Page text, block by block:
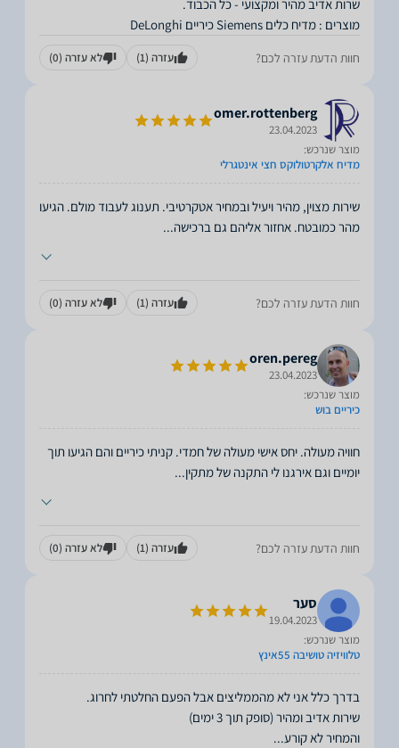
מוצרים : מדיח כלים Siemens כיריים DeLonghi
חוות הדעת עזרה לכם? עזרה (1) לא עזרה (0)
omer.rottenberg
23.04.2023
מוצר שנרכש:
מדיח אלקרטולוקס חצי אינטגרלי
שירות מצוין, מהיר ויעיל ובמחיר אטקרטיבי. תענוג לעבוד מולם. הגיעו
מהר כמובטח. אחזור אליהם גם ברכישה...
חוות הדעת עזרה לכם? עזרה (1) לא עזרה (0)
oren.pereg
23.04.2023
מוצר שנרכש:
כיריים בוש
חוויה מעולה. יחס אישי מעולה של חמדי. קניתי כיריים והם הגיעו תוך
יומיים וגם אירגנו לי התקנה של מתקין...
חוות הדעת עזרה לכם? עזרה (1) לא עזרה (0)
סער
19.04.2023
מוצר שנרכש:
טלוויזיה טושיבה 55אינץ
והמחיר לא קורע...